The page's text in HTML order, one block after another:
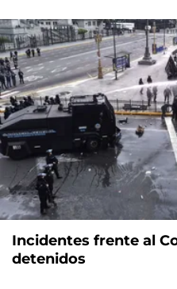
Incidentes frente al
detenidos